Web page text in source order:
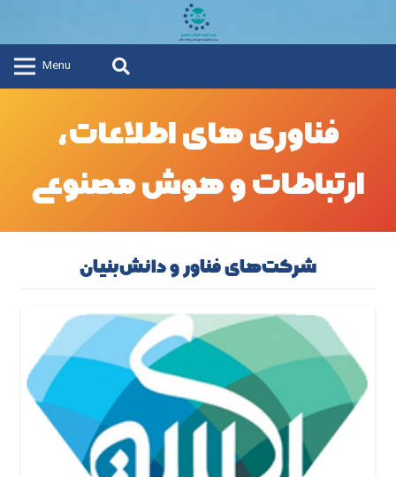
Menu
فناوری های اطلاعات،
ارتباطات و هوش مصنوعی
شرکت‌های فناور و دانش‌بنیان